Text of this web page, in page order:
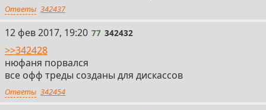
Ответы 342437
77
12 фев 2017, 19:20 77 342432
>>342428
нюфаня порвался
все офф треды созданы для дискассов
Ответы 342454